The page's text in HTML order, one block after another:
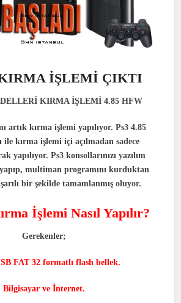
KIRMA İŞLEMİ ÇIKTI
KIRMA İŞLEMİ 4.85 HFW
artık kırma işlemi yapılıyor. Ps3 4.85
ile kırma işlemi içi açılmadan sadece
yapılıyor. Ps3 konsollarınızı yazılım
multiman programını kurduktan
bir şekilde tamamlanmış oluyor.
İşlemi Nasıl Yapılır?
Gerekenler;
FAT 32 formatlı flash bellek.
Bilgisayar ve İnternet.